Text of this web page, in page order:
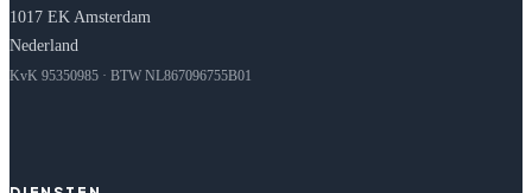
1017 EK Amsterdam
Nederland
KvK 95350985 · BTW NL867096755B01